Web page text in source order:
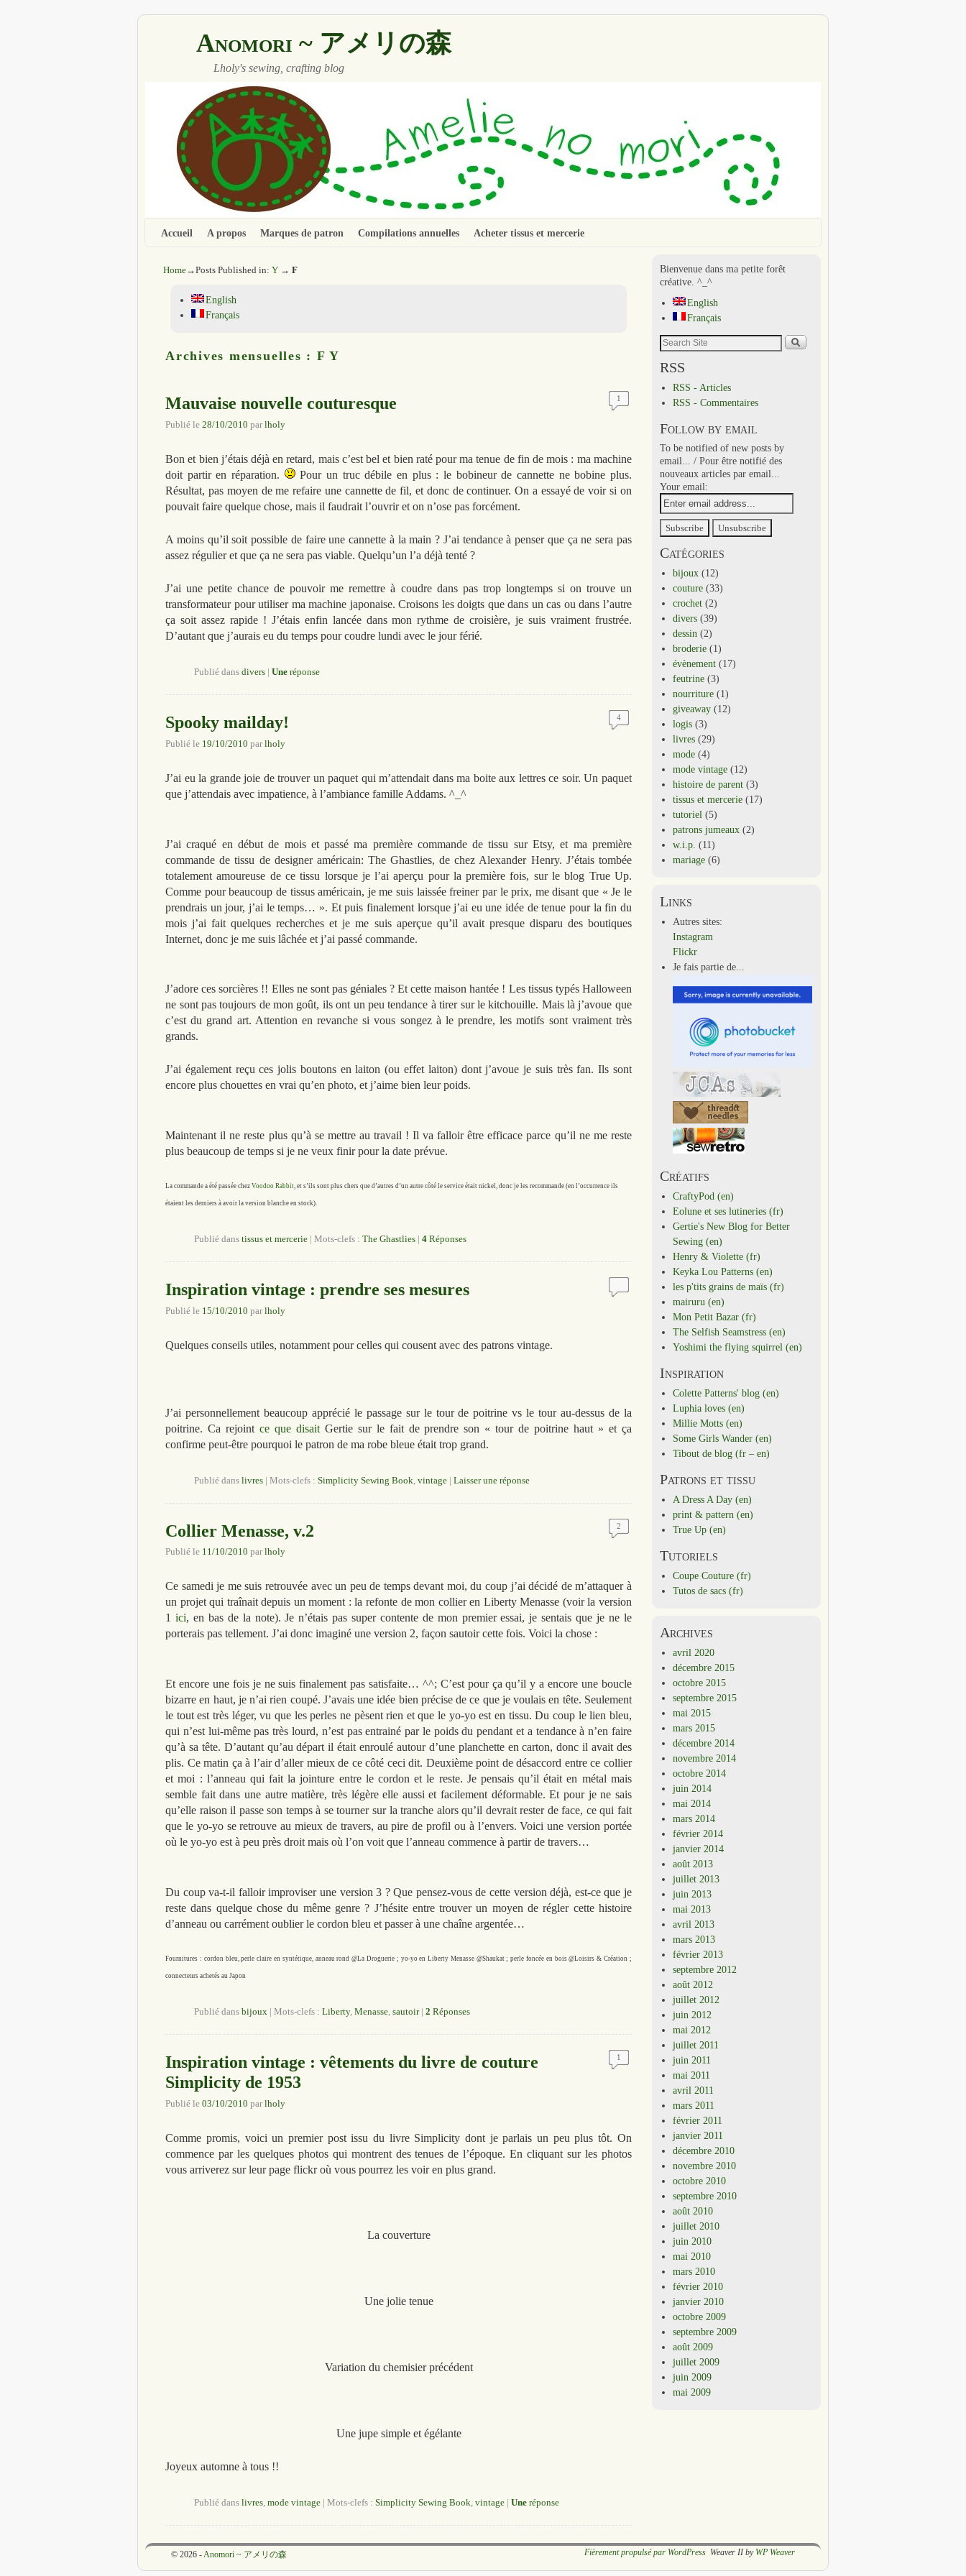
Anomori ~ アメリの森
Lholy's sewing, crafting blog
Aller au contenu principal
Aller au contenu secondaire
Accueil A propos Marques de patron Compilations annuelles Acheter tissus et mercerie
Home→Posts Published in: Y → F
English
Français
Archives mensuelles : F Y
Mauvaise nouvelle couturesque
Publié le28/10/2010 parlholy
1
Bon et bien j’étais déjà en retard, mais c’est bel et bien raté pour ma tenue de fin de mois : ma machine
doit partir en réparation.
Pour un truc débile en plus : le bobineur de cannette ne bobine plus.
Résultat, pas moyen de me refaire une cannette de fil, et donc de continuer. On a essayé de voir si on
pouvait faire quelque chose, mais il faudrait l’ouvrir et on n’ose pas forcément.
A moins qu’il soit possible de faire une cannette à la main ? J’ai tendance à penser que ça ne sera pas
assez régulier et que ça ne sera pas viable. Quelqu’un l’a déjà tenté ?
J’ai une petite chance de pouvoir me remettre à coudre dans pas trop longtemps si on trouve un
transformateur pour utiliser ma machine japonaise. Croisons les doigts que dans un cas ou dans l’autre
ça soit assez rapide ! J’étais enfin lancée dans mon rythme de croisière, je suis vraiment frustrée.
D’autant que j’aurais eu du temps pour coudre lundi avec le jour férié.
Publié dans divers |Une réponse
Spooky mailday!
Publié le 19/10/2010 parlholy
4
J’ai eu la grande joie de trouver un paquet qui m’attendait dans ma boite aux lettres ce soir. Un paquet
que j’attendais avec impatience, à l’ambiance famille Addams. ^_^
J’ai craqué en début de mois et passé ma première commande de tissu sur Etsy, et ma première
commande de tissu de designer américain: The Ghastlies, de chez Alexander Henry. J’étais tombée
totalement amoureuse de ce tissu lorsque je l’ai aperçu pour la première fois, sur le blog True Up.
Comme pour beaucoup de tissus américain, je me suis laissée freiner par le prix, me disant que « Je le
prendrais un jour, j’ai le temps… ». Et puis finalement lorsque j’ai eu une idée de tenue pour la fin du
mois j’ai fait quelques recherches et je me suis aperçue qu’il avait presque disparu des boutiques
Internet, donc je me suis lâchée et j’ai passé commande.
J’adore ces sorcières !! Elles ne sont pas géniales ? Et cette maison hantée ! Les tissus typés Halloween
ne sont pas toujours de mon goût, ils ont un peu tendance à tirer sur le kitchouille. Mais là j’avoue que
c’est du grand art. Attention en revanche si vous songez à le prendre, les motifs sont vraiment très
grands.
J’ai également reçu ces jolis boutons en laiton (ou effet laiton) dont j’avoue je suis très fan. Ils sont
encore plus chouettes en vrai qu’en photo, et j’aime bien leur poids.
Maintenant il ne reste plus qu’à se mettre au travail ! Il va falloir être efficace parce qu’il ne me reste
plus beaucoup de temps si je ne veux finir pour la date prévue.
La commande a été passée chezVoodoo Rabbit, et s’ils sont plus chers que d’autres d’un autre côté le service était nickel, donc je les recommande (en l’occurrence ils
étaient les derniers à avoir la version blanche en stock).
Publié dans tissus et mercerie |Mots-clefs : The Ghastlies |4 Réponses
Inspiration vintage : prendre ses mesures
Publié le 15/10/2010 parlholy
Quelques conseils utiles, notamment pour celles qui cousent avec des patrons vintage.
J’ai personnellement beaucoup apprécié le passage sur le tour de poitrine vs le tour au-dessus de la
poitrine. Ca rejoint ce que disaitGertie sur le fait de prendre son « tour de poitrine haut » et ça
confirme peut-être pourquoi le patron de ma robe bleue était trop grand.
Publié dans livres |Mots-clefs : Simplicity Sewing Book ,vintage |Laisser une réponse
Collier Menasse, v.2
Publié le 11/10/2010 parlholy
2
Ce samedi je me suis retrouvée avec un peu de temps devant moi, du coup j’ai décidé de m’attaquer à
un projet qui traînait depuis un moment : la refonte de mon collier en Liberty Menasse (voir la version
1ici, en bas de la note). Je n’étais pas super contente de mon premier essai, je sentais que je ne le
porterais pas tellement. J’ai donc imaginé une version 2, façon sautoir cette fois. Voici la chose :
Et encore une fois je ne suis finalement pas satisfaite… ^^; C’est pour ça qu’il y a encore une boucle
bizarre en haut, je n’ai rien coupé. J’avais une idée bien précise de ce que je voulais en tête. Seulement
le tout est très léger, vu que les perles ne pèsent rien et que le yo-yo est en tissu. Du coup le lien bleu,
qui n’est lui-même pas très lourd, n’est pas entrainé par le poids du pendant et a tendance à n’en faire
qu’à sa tête. D’autant qu’au départ il était enroulé autour d’une planchette en carton, donc il avait des
plis. Ce matin ça à l’air d’aller mieux de ce côté ceci dit. Deuxième point de désaccord entre ce collier
et moi : l’anneau qui fait la jointure entre le cordon et le reste. Je pensais qu’il était en métal mais
semble fait dans une autre matière, très légère elle aussi et facilement déformable. Et pour je ne sais
qu’elle raison il passe son temps à se tourner sur la tranche alors qu’il devrait rester de face, ce qui fait
que le yo-yo se retrouve au mieux de travers, au pire de profil ou à l’envers. Voici une version portée
où le yo-yo est à peu près droit mais où l’on voit que l’anneau commence à partir de travers…
Du coup va-t-il falloir improviser une version 3 ? Que pensez-vous de cette version déjà, est-ce que je
reste dans quelque chose du même genre ? J’hésite entre trouver un moyen de régler cette histoire
d’anneau ou carrément oublier le cordon bleu et passer à une chaîne argentée…
Fournitures : cordon bleu, perle claire en syntétique, anneau rond @La Droguerie ; yo-yo en Liberty Menasse @Shaukat ; perle foncée en bois @Loisirs & Création ;
connecteurs achetés au Japon
Publié dans bijoux |Mots-clefs : Liberty,Menasse,sautoir |2 Réponses
Inspiration vintage : vêtements du livre de couture
Simplicity de 1953
Publié le03/10/2010 parlholy
1
Comme promis, voici un premier post issu du livre Simplicity dont je parlais un peu plus tôt. On
commence par les quelques photos qui montrent des tenues de l’époque. En cliquant sur les photos
vous arriverez sur leur page flickr où vous pourrez les voir en plus grand.
La couverture
Une jolie tenue
Variation du chemisier précédent
Une jupe simple et égélante
Joyeux automne à tous !!
Publié dans livres,mode vintage |Mots-clefs : Simplicity Sewing Book,vintage |Une réponse
Bienvenue dans ma petite forêt
créative. ^_^
English
Français
RSS
RSS - Articles
RSS - Commentaires
Follow by email
To be notified of new posts by
email... / Pour être notifié des
nouveaux articles par email...
Your email:
Catégories
bijoux (12)
couture (33)
crochet (2)
divers (39)
dessin (2)
broderie (1)
évènement (17)
feutrine (3)
nourriture (1)
giveaway (12)
logis (3)
livres (29)
mode (4)
mode vintage (12)
histoire de parent (3)
tissus et mercerie (17)
tutoriel (5)
patrons jumeaux (2)
w.i.p. (11)
mariage (6)
Links
Autres sites:
Instagram
Flickr
Je fais partie de...
Créatifs
CraftyPod (en)
Eolune et ses lutineries (fr)
Gertie's New Blog for Better
Sewing (en)
Henry & Violette (fr)
Keyka Lou Patterns (en)
les p'tits grains de maïs (fr)
mairuru (en)
Mon Petit Bazar (fr)
The Selfish Seamstress (en)
Yoshimi the flying squirrel (en)
Inspiration
Colette Patterns' blog (en)
Luphia loves (en)
Millie Motts (en)
Some Girls Wander (en)
Tibout de blog (fr – en)
Patrons et tissu
A Dress A Day (en)
print & pattern (en)
True Up (en)
Tutoriels
Coupe Couture (fr)
Tutos de sacs (fr)
Archives
avril 2020
décembre 2015
octobre 2015
septembre 2015
mai 2015
mars 2015
décembre 2014
novembre 2014
octobre 2014
juin 2014
mai 2014
mars 2014
février 2014
janvier 2014
août 2013
juillet 2013
juin 2013
mai 2013
avril 2013
mars 2013
février 2013
septembre 2012
août 2012
juillet 2012
juin 2012
mai 2012
juillet 2011
juin 2011
mai 2011
avril 2011
mars 2011
février 2011
janvier 2011
décembre 2010
novembre 2010
octobre 2010
septembre 2010
août 2010
juillet 2010
juin 2010
mai 2010
mars 2010
février 2010
janvier 2010
octobre 2009
septembre 2009
août 2009
juillet 2009
juin 2009
mai 2009
© 2026 -Anomori ~ アメリの森 Fièrement propulsé par WordPress Weaver II by WP Weaver